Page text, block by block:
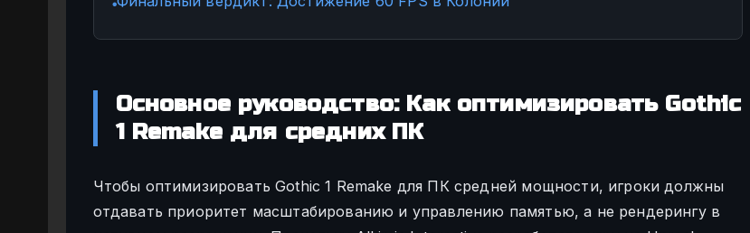
●
Основное руководство: Как оптимизировать Gothic
1 Remake для средних ПК
Чтобы оптимизировать Gothic 1 Remake для ПК средней мощности, игроки должны
отдавать приоритет масштабированию и управлению памятью, а не рендерингу в